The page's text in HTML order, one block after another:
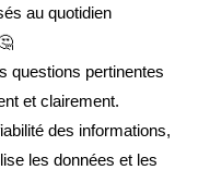
au quotidien
questions pertinentes
et clairement.
des informations,
les données et les